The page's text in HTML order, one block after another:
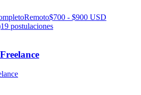
Remoto$700 - $900 USD
19 postulaciones